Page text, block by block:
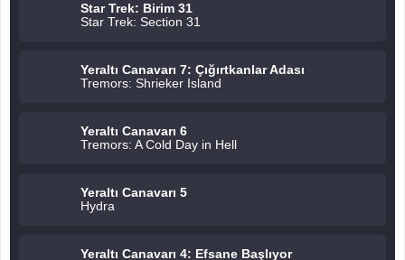
Star Trek: Birim 31
Star Trek: Section 31
Yeraltı Canavarı 7: Çığırtkanlar Adası
Tremors: Shrieker Island
Yeraltı Canavarı 6
Tremors: A Cold Day in Hell
Yeraltı Canavarı 5
Hydra
Yeraltı Canavarı 4: Efsane Başlıyor